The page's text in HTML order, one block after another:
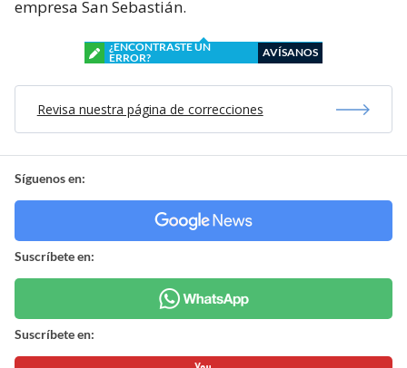
empresa San Sebastián.
¿ENCONTRASTE UN
ERROR?
AVÍSANOS
Revisa nuestra página de correcciones
Síguenos en:
Suscríbete en:
Suscríbete en: